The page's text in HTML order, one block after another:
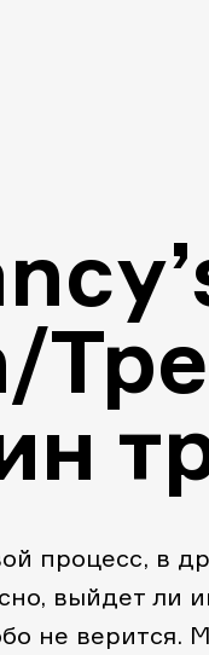
процесс, в
выйдет ли
не верится.